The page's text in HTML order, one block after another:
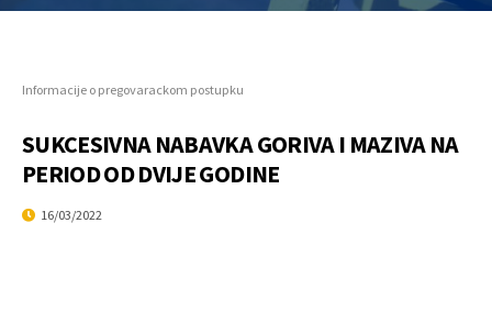
Informacije o pregovarackom postupku
16/03/2022
SUKCESIVNA NABAVKA GORIVA I MAZIVA NA
PERIOD OD DVIJE GODINE